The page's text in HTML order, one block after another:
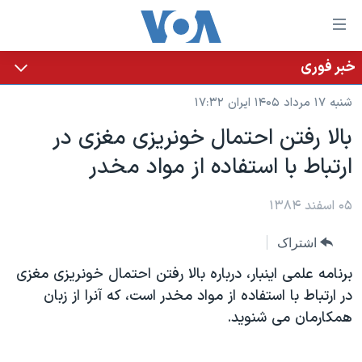
لینکهای
قابل
دسترسی
جهش
محتوای
اصلی
جهش
به
اصلی
جهش
به
جستجو
خانه
نسخه سبک وب‌سایت
موضوع ها
ایران
آمریکا
گزیده‌ها
ویژه برنامه‌ها
برنامه های تلویزیونی
جدول برنامه ها
صفحه‌های ویژه
عملیات خشم حماسی
۲۵۰سالگی آمریکا
پخش رادیویی
یادگیری زبان انگلیسی
خبر فوری
شنبه ۱۷ مرداد ۱۴۰۵ ایران ۱۷:۳۲
بالا رفتن احتمال خونريزی مغزی در
ارتباط با استفاده از مواد مخدر
۰۵ اسفند ۱۳۸۴
اشتراک
برنامه علمی اينبار، درباره بالا رفتن احتمال خونريزی مغزی
در ارتباط با استفاده از مواد مخدر است، که آنرا از زبان
همکارمان می شنويد.